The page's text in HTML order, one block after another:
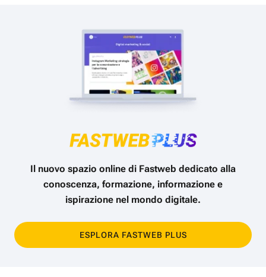
Il nuovo spazio online di Fastweb dedicato alla
conoscenza, formazione, informazione e
ispirazione nel mondo digitale.
ESPLORA FASTWEB PLUS